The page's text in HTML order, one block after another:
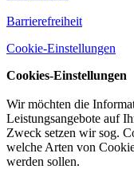
Barrierefreiheit
Cookie-Einstellungen
Cookies-Einstellungen
Wir möchten die
Leistungsangebote auf
Zweck setzen wir sog.
welche Arten von
werden sollen.